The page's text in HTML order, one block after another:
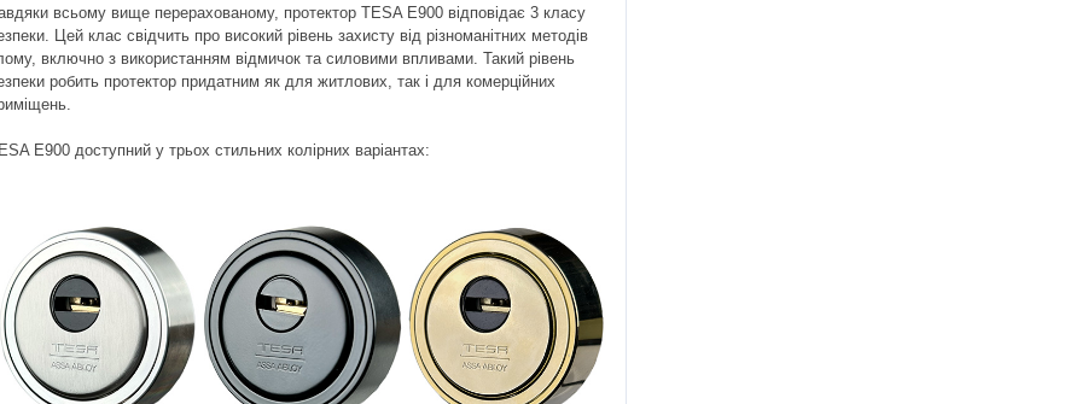
всьому вище перерахованому, протектор TESA E900 відповідає 3 класу
Цей клас свідчить про високий рівень захисту від різноманітних методів
включно з використанням відмичок та силовими впливами. Такий рівень
робить протектор придатним як для житлових, так і для комерційних
E900 доступний у трьох стильних колірних варіантах: